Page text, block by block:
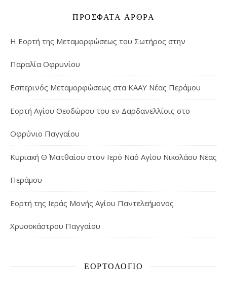
ΠΡΌΣΦΑΤΑ ΆΡΘΡΑ
Η Εορτή της Μεταμορφώσεως του Σωτήρος στην
Παραλία Οφρυνίου
Εσπερινός Μεταμορφώσεως στα ΚΑΑΥ Νέας Περάμου
Εορτή Αγίου Θεοδώρου του εν Δαρδανελλίοις στο
Οφρύνιο Παγγαίου
Κυριακή Θ΄ Ματθαίου στον Ιερό Ναό Αγίου Νικολάου Νέας
Περάμου
Εορτή της Ιεράς Μονής Αγίου Παντελεήμονος
Χρυσοκάστρου Παγγαίου
ΕΟΡΤΟΛΌΓΙΟ